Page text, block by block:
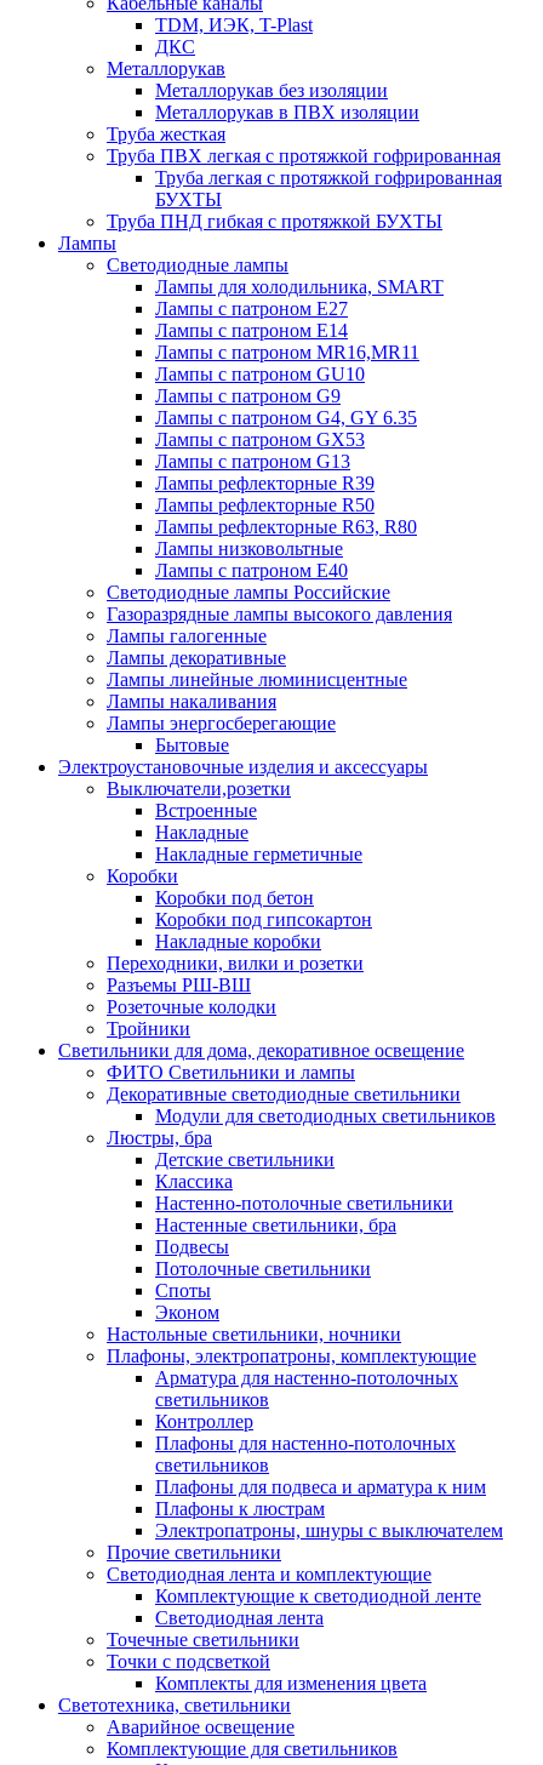
TDM, ИЭК, T-Plast
ДКС
Металлорукав
Металлорукав без изоляции
Металлорукав в ПВХ изоляции
Труба жесткая
Труба ПВХ легкая с протяжкой гофрированная
Труба легкая с протяжкой гофрированная
БУХТЫ
Труба ПНД гибкая с протяжкой БУХТЫ
Лампы
Светодиодные лампы
Лампы для холодильника, SMART
Лампы с патроном E27
Лампы с патроном Е14
Лампы с патроном MR16,MR11
Лампы с патроном GU10
Лампы с патроном G9
Лампы с патроном G4, GY 6.35
Лампы с патроном GX53
Лампы с патроном G13
Лампы рефлекторные R39
Лампы рефлекторные R50
Лампы рефлекторные R63, R80
Лампы низковольтные
Лампы с патроном Е40
Светодиодные лампы Российские
Газоразрядные лампы высокого давления
Лампы галогенные
Лампы декоративные
Лампы линейные люминисцентные
Лампы накаливания
Лампы энергосберегающие
Бытовые
Электроустановочные изделия и аксессуары
Выключатели,розетки
Встроенные
Накладные
Накладные герметичные
Коробки
Коробки под бетон
Коробки под гипсокартон
Накладные коробки
Переходники, вилки и розетки
Разъемы РШ-ВШ
Розеточные колодки
Тройники
Светильники для дома, декоративное освещение
ФИТО Светильники и лампы
Декоративные светодиодные светильники
Модули для светодиодных светильников
Люстры, бра
Детские светильники
Классика
Настенно-потолочные светильники
Настенные светильники, бра
Подвесы
Потолочные светильники
Споты
Эконом
Настольные светильники, ночники
Плафоны, электропатроны, комплектующие
Арматура для настенно-потолочных
светильников
Контроллер
Плафоны для настенно-потолочных
светильников
Плафоны для подвеса и арматура к ним
Плафоны к люстрам
Электропатроны, шнуры с выключателем
Прочие светильники
Светодиодная лента и комплектующие
Комплектующие к светодиодной ленте
Светодиодная лента
Точечные светильники
Точки с подсветкой
Комплекты для изменения цвета
Светотехника, светильники
Аварийное освещение
Комплектующие для светильников